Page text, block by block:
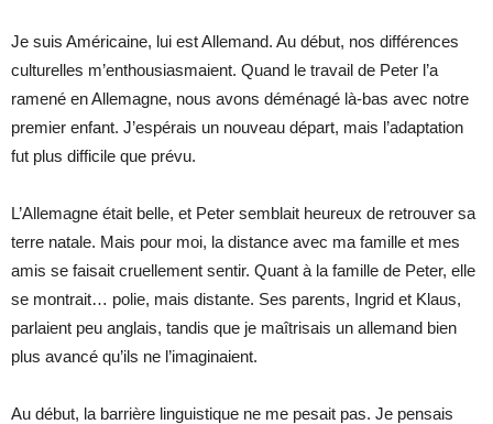
Je suis Américaine, lui est Allemand. Au début, nos différences
culturelles m’enthousiasmaient. Quand le travail de Peter l’a
ramené en Allemagne, nous avons déménagé là-bas avec notre
premier enfant. J’espérais un nouveau départ, mais l’adaptation
fut plus difficile que prévu.
L’Allemagne était belle, et Peter semblait heureux de retrouver sa
terre natale. Mais pour moi, la distance avec ma famille et mes
amis se faisait cruellement sentir. Quant à la famille de Peter, elle
se montrait… polie, mais distante. Ses parents, Ingrid et Klaus,
parlaient peu anglais, tandis que je maîtrisais un allemand bien
plus avancé qu’ils ne l’imaginaient.
Au début, la barrière linguistique ne me pesait pas. Je pensais